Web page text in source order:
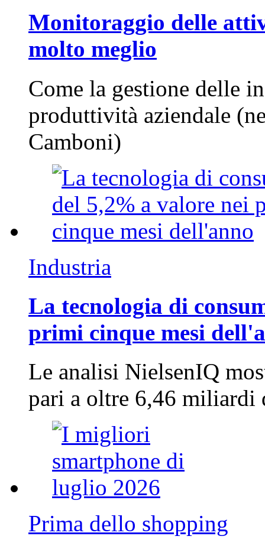
Monitoraggio delle
molto meglio
Come la gestione delle
produttività aziendale
Camboni)
Industria
La tecnologia di
primi cinque mesi
Le analisi NielsenIQ
pari a oltre 6,46
Prima dello shopping